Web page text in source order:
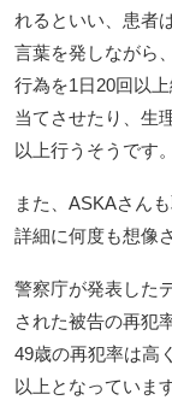
れるといい、患者
言葉を発しながら
行為を1日20回以
当てさせたり、生
以上行うそうです。
また、ASKAさん
詳細に何度も想像
警察庁が発表した
された被告の再犯
49歳の再犯率は高
以上となっています